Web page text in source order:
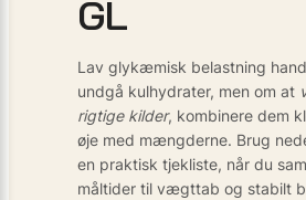
GL
Lav glykæmisk belastning
undgå kulhydrater, men om at
rigtige kilder, kombinere dem
øje med mængderne. Brug
en praktisk tjekliste, når du
måltider til vægttab og stabilt